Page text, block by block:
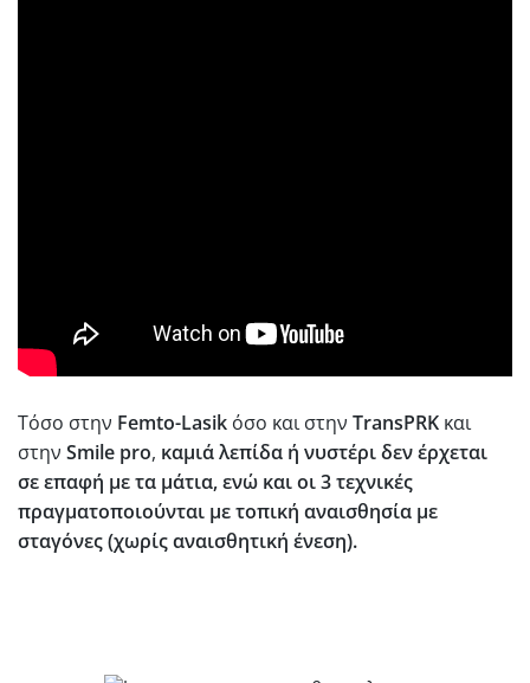
Τόσο στην Femto-Lasik όσο και στην TransPRK και
στην Smile pro, καμιά λεπίδα ή νυστέρι δεν έρχεται
σε επαφή με τα μάτια, ενώ και οι 3 τεχνικές
πραγματοποιούνται με τοπική αναισθησία με
σταγόνες (χωρίς αναισθητική ένεση).